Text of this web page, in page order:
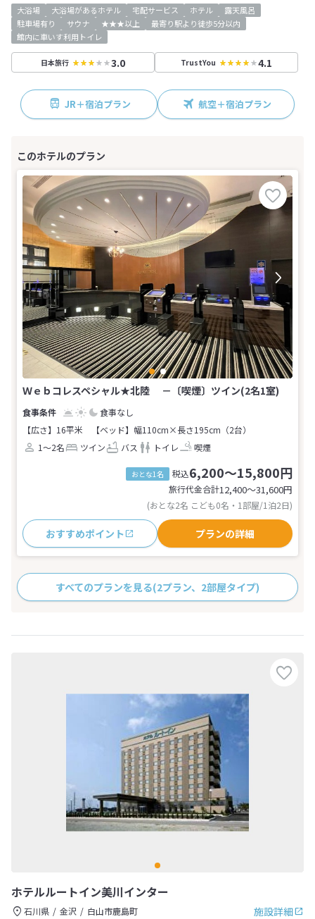
大浴場 大浴場があるホテル 宅配サービス ホテル
露天風呂
駐車場有り
サウナ ★★★以上
最寄り駅より徒歩5分以内
館内に車いす利用トイレ
日本旅行 3.0 TrustYou 4.1
JR＋宿泊プラン 航空＋宿泊プラン
Ｗｅｂコレスペシャル★北陸 －〔喫煙〕ツイン(2名1室)
食事なし
【広さ】16平米
【ベッド】幅110cm×長さ195cm（2台）
1～2名
ツイン バス トイレ 喫煙
おとな1名 税込6,200～15,800円
旅行代金合計12,400〜31,600円
(おとな2名 こども0名・1部屋/1泊2日)
おすすめポイント プランの詳細
すべてのプランを見る(2プラン、2部屋タイプ)
ホテルルートイン美川インター
施設詳細
石川県 金沢
白山市鹿島町